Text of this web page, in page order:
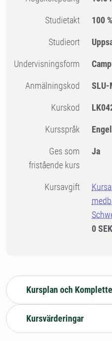
Studietakt 100 %
Studieort
Undervisningsform
Anmälningskod SLU-
Kurskod
Kursspråk
Ges som
fristående kurs
Ja
Kursavgift
0 SEK
Kursplan och
Kursvärderingar